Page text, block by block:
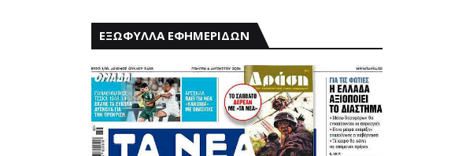
ΕΞΩΦΥΛΛΑ ΕΦΗΜΕΡΙΔΩΝ